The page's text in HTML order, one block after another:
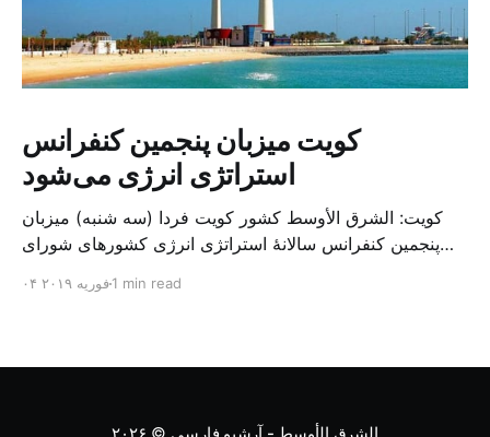
کویت میزبان پنجمین کنفرانس
استراتژی انرژی می‌شود
کویت: الشرق الأوسط کشور کویت فردا (سه شنبه) میزبان
پنجمین کنفرانس سالانهٔ استراتژی انرژی کشورهای شورای
متخصص از شرکت‌های جهانی نفت و گاز در این کنفرانس
۰۴ فوریه ۲۰۱۹1 min read